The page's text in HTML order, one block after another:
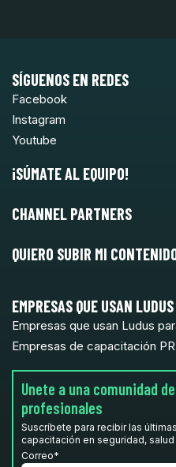
SÍGUENOS EN REDES
Facebook
Instagram
Youtube
¡SÚMATE AL EQUIPO!
CHANNEL PARTNERS
QUIERO SUBIR MI
EMPRESAS QUE USAN LUDUS
Empresas que usan Ludus
Empresas de capacitación
Unete a una comunidad
profesionales
Suscríbete para recibir las
capacitación en seguridad,
Correo*